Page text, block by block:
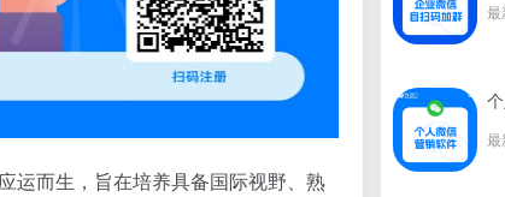
运而生，旨在培养具备国际视野、熟
最
最